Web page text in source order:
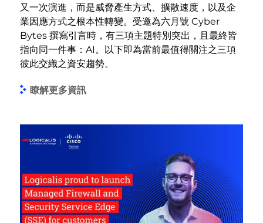
又一次演進，而是威脅產生方式、擴散速度，以及企
業因應方式之根本性轉變。受邀為六月號 Cyber
Bytes 撰寫引言時，有三項主題特別突出，且最終皆
指向同一件事：AI。以下即為當前最值得關注之三項
彼此交織之資安趨勢。
瞭解更多資訊